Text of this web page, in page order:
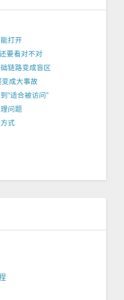
打开
要看对不对
链路变成盲区
成大事故
“适合被访问”
问题
式